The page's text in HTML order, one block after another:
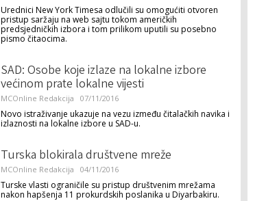
Urednici New York Timesa odlučili su omogućiti otvoren
pristup saržaju na web sajtu tokom američkih
predsjedničkih izbora i tom prilikom uputili su posebno
pismo čitaocima.
SAD: Osobe koje izlaze na lokalne izbore
većinom prate lokalne vijesti
MCOnline Redakcija 07/11/2016
Novo istraživanje ukazuje na vezu između čitalačkih navika i
izlaznosti na lokalne izbore u SAD-u.
Turska blokirala društvene mreže
MCOnline Redakcija 04/11/2016
Turske vlasti ograničile su pristup društvenim mrežama
nakon hapšenja 11 prokurdskih poslanika u Diyarbakiru.